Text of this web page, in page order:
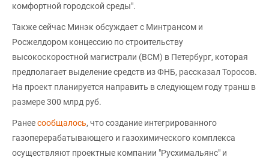
комфортной городской среды".
Также сейчас Минэк обсуждает с Минтрансом и
Росжелдором концессию по строительству
высокоскоростной магистрали (ВСМ) в Петербург, которая
предполагает выделение средств из ФНБ, рассказал Торосов.
На проект планируется направить в следующем году транш в
размере 300 млрд руб.
Ранеесообщалось, что создание интегрированного
газоперерабатывающего и газохимического комплекса
осуществляют проектные компании "Русхимальянс" и